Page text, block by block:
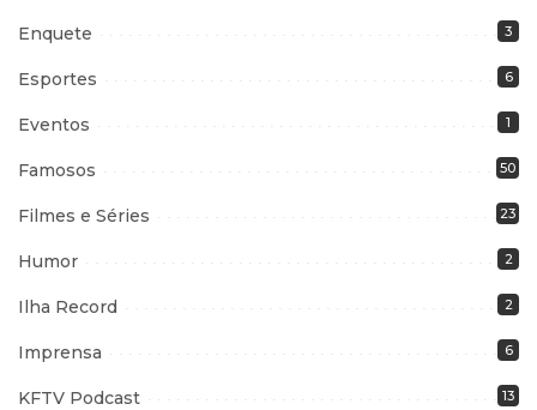
Enquete 3
Esportes 6
Eventos 1
Famosos 50
Filmes e Séries 23
Humor 2
Ilha Record 2
Imprensa 6
KFTV Podcast 13